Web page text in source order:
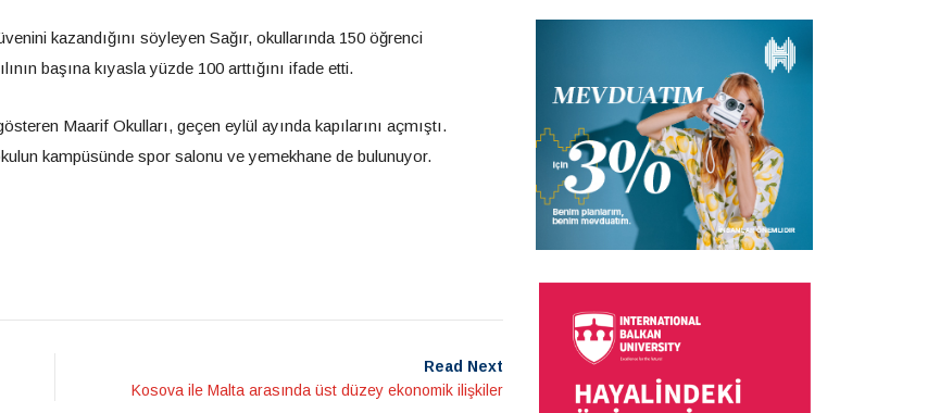
kazandığını söyleyen Sağır, okullarında 150 öğrenci
başına kıyasla yüzde 100 arttığını ifade etti.
Maarif Okulları, geçen eylül ayında kapılarını açmıştı.
kampüsünde spor salonu ve yemekhane de bulunuyor.
Read Next
Kosova ile Malta arasında üst düzey ekonomik ilişkiler